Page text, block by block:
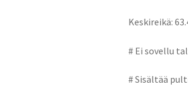
Keskireikä:
# Ei sovellu
# Sisältää